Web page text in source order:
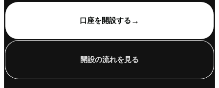
口座を開設する →
開設の流れを見る